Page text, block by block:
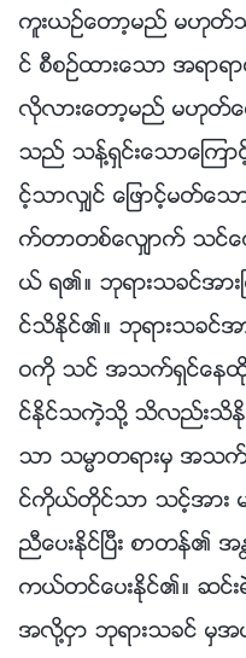
ကူးယဥ္ေတာ့မည္ မဟုတ္
င္ စီစဥ္ထားေသာ အရာရ
လိုလားေတာ့မည္ မဟုတ္ေ
သည္ သန႔္ရွင္းေသာေၾက
င့္သာလွ်င္ ေျဖာင့္မတ္ေသ
က္တာတစ္ေလွ်ာက္ သင္ေ
ယ္ ရ၏။ ဘုရားသခင္အာ
င္သိႏိုင္၏။ ဘုရားသခင္အ
ဝကို သင္ အသက္ရွင္ေနထိုင္
င္ႏိုင္သကဲ့သို႔ သိလည္းသိႏို
သာ သမၼာတရားမွ အ
င္ကိုယ္တိုင္သာ သင့္အား မ
ညီေပးႏိုင္ၿပီး စာတန္၏
ကယ္တင္ေပးႏိုင္၏။ ဆင္း
အလို႔ငွာ ဘုရားသခင္